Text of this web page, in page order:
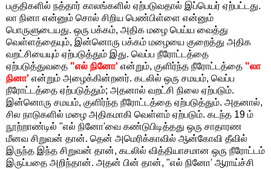
பகுதிகளில் நத்தார் காலங்களில் ஏற்படுவதால் இப்பெயர் ஏற்பட்டது.
லா நினா என்னும் சொல் சிறிய பெண்பிள்ளை என்னும்
பொருளுடையது. ஒரு பக்கம், அதிக மழை பெய்ய வைத்து
வெள்ளத்தையும், இன்னொரு பக்கம் மழையை குறைத்து அதிக
வறட்சியையும் ஏற்படுத்தும் இது. வெப்ப நீரோட்டத்தை
ஏற்படுத்துவதை "எல் நினோ' என்றும், குளிர்ந்த நீரோட்டத்தை "லா
நினா' என்றும் அழைக்கின்றனர். கடலில் ஒரு சமயம், வெப்ப
நீரோட்டத்தை ஏற்படுத்தும்; அதனால் வறட்சி நிலை ஏற்படும்.
இன்னொரு சமயம், குளிர்ந்த நீரோட்டத்தை ஏற்படுத்தும். அதனால்,
சில நாடுகளில் மழை அதிகமாகி வெள்ளம் ஏற்படும். கடந்த 19 ம்
நூற்றாண்டில் "எல் நினோ'வை கண்டுபிடித்தது ஒரு சாதாரண
மீனவ சிறுவன் தான். தென் அமெரிக்காவில் ஆன்கோவி தீவில்
இருந்த இந்த சிறுவன் தான், கடலில் வித்தியாசமான ஒரு நீரோட்டம்
இருப்பதை அறிந்தான். அதன் பின் தான், "எல் நினோ' ஆராய்ச்சி